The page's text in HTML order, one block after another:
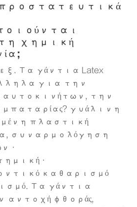
προστατευτικά
χημική
Τα γάντια Latex
για την
την
γυάλινη
πλαστική
συναρμολόγηση
καθαρισμό
Τα γάντια
αντοχή φθοράς,